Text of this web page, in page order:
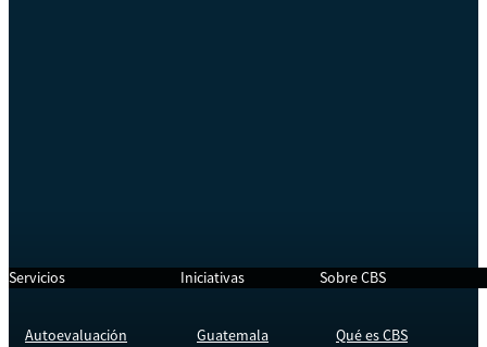
Servicios
Autoevaluación
Iniciativas
Guatemala
Sobre CBS
Qué es CBS